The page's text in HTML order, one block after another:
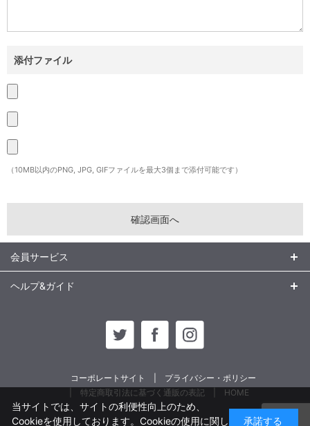
添付ファイル
（10MB以内のPNG, JPG, GIFファイルを最大3個まで添付可能です）
会員サービス
ヘルプ&ガイド
コーポレートサイト
プライバシー・ポリシー
特定商取引法に基づく通販の表記
HOME
当サイトでは、サイトの利便性向上のため、
Cookieを使用しております。Cookieの使用に関し
承諾する